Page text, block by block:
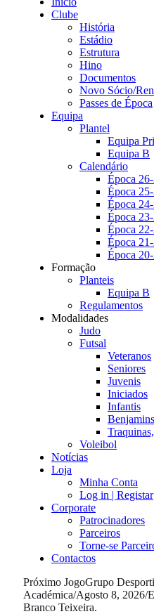
Clube
História
Estádio
Estrutura
Hino
Documentos
Novo Sócio/
Passes de Época
Equipa
Plantel
Equipa
Equipa B
Calendário
Época
Época
Época
Época
Época
Época
Época 20-
Formação
Planteis
Equipa B
Regulamentos
Modalidades
Judo
Futsal
Veteranos
Seniores
Juvenis
Iniciados
Infantis
Benjamins
Voleibol
Notícias
Loja
Minha Conta
Log in | Registar
Corporate
Patrocinadores
Parceiros
Torne-se
Contactos
Próximo JogoGrupo
Académica/Agosto 8, 2026/
Branco Teixeira.